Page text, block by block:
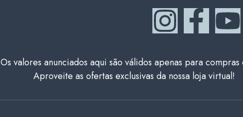
Os valores anunciados aqui são válidos apenas para compras
Aproveite as ofertas exclusivas da nossa loja virtual!